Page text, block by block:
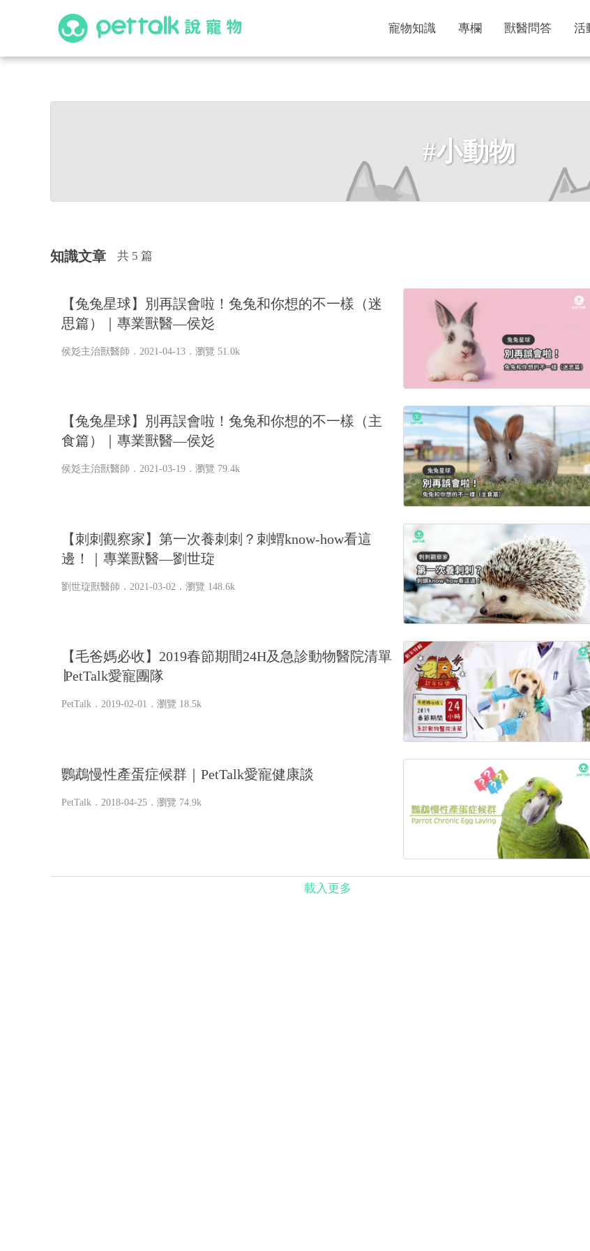
寵物知識 專欄 獸醫問答 活
#小動物
知識文章 共 5 篇
【兔兔星球】別再誤會啦！兔兔和你想的不一樣（迷
思篇）｜專業獸醫—侯彣
侯彣主治獸醫師 ．2021-04-13． 瀏覽 51.0k
【兔兔星球】別再誤會啦！兔兔和你想的不一樣（主
食篇）｜專業獸醫—侯彣
侯彣主治獸醫師 ．2021-03-19． 瀏覽 79.4k
【刺刺觀察家】第一次養刺刺？刺蝟know-how看這
邊！｜專業獸醫—劉世琁
劉世琁獸醫師 ．2021-03-02． 瀏覽 148.6k
【毛爸媽必收】2019春節期間24H及急診動物醫院清單
∣PetTalk愛寵團隊
PetTalk ．2019-02-01． 瀏覽 18.5k
鸚鵡慢性產蛋症候群｜PetTalk愛寵健康談
PetTalk ．2018-04-25． 瀏覽 74.9k
載入更多